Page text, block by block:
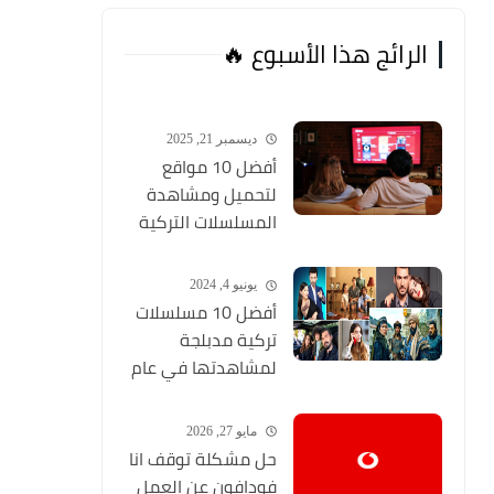
الرائج هذا الأسبوع 🔥
ديسمبر 21, 2025
أفضل 10 مواقع
لتحميل ومشاهدة
المسلسلات التركية
يونيو 4, 2024
أفضل 10 مسلسلات
تركية مدبلجة
لمشاهدتها في عام
المسلسلات التركية
HD)
مايو 27, 2026
حل مشكلة توقف انا
فودافون عن العمل